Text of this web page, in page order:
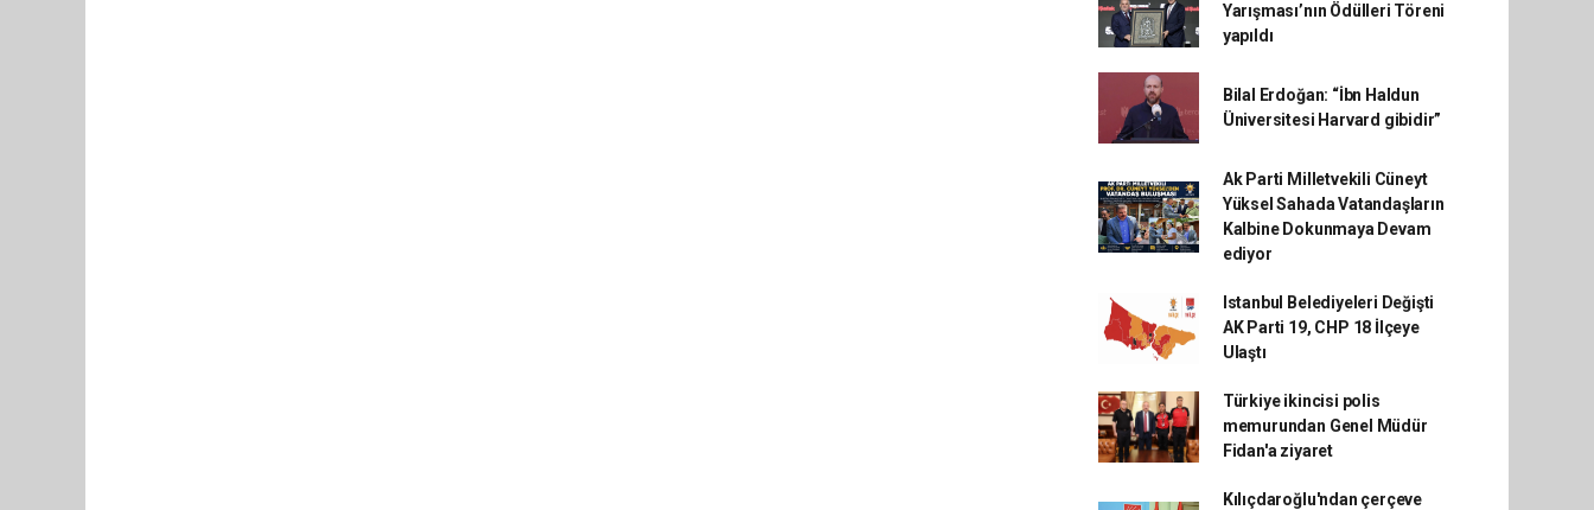
Yarışması’nın Ödülleri Töreni
yapıldı
Bilal Erdoğan: “İbn Haldun
Üniversitesi Harvard gibidir”
Ak Parti Milletvekili Cüneyt
Yüksel Sahada Vatandaşların
Kalbine Dokunmaya Devam
ediyor
Istanbul Belediyeleri Değişti
AK Parti 19, CHP 18 İlçeye
Ulaştı
Türkiye ikincisi polis
memurundan Genel Müdür
Fidan'a ziyaret
Kılıçdaroğlu'ndan çerçeve